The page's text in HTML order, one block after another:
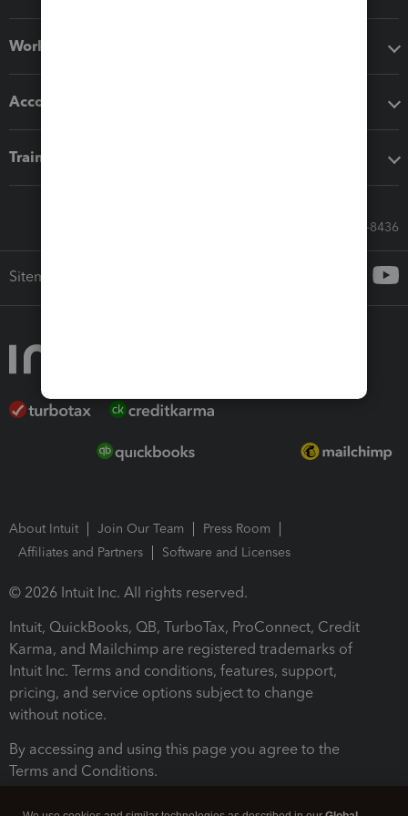
Workflow add-ons
Accounting solutions
Training & support
Call Sales: 833-564-8436
Sitemap
About Intuit Join Our Team
Press Room
Affiliates and Partners
Software and Licenses
© 2026 Intuit Inc. All rights reserved.
Intuit, QuickBooks, QB, TurboTax, ProConnect, Credit
Karma, and Mailchimp are registered trademarks of
Intuit Inc. Terms and conditions, features, support,
pricing, and service options subject to change
without notice.
By accessing and using this page you agree to the
Terms and Conditions.